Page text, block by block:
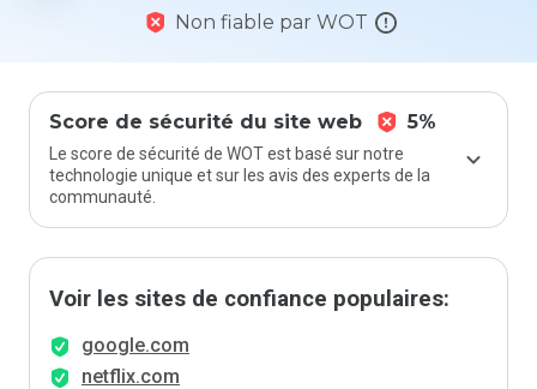
Non fiable par WOT
Score de sécurité du site web 5%
Le score de sécurité de WOT est basé sur notre
technologie unique et sur les avis des experts de la
communauté.
Voir les sites de confiance populaires:
google.com
netflix.com